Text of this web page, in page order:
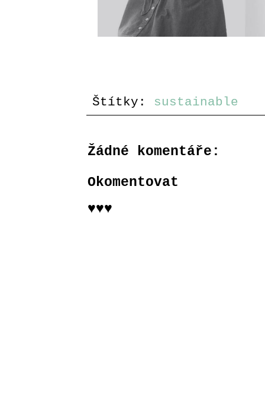
Štítky: sustainable
Žádné komentáře:
Okomentovat
♥♥♥